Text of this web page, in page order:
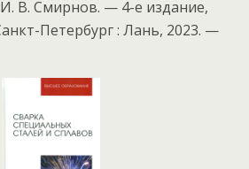
В. Смирнов. — 4-е издание,
Петербург : Лань, 2023. —